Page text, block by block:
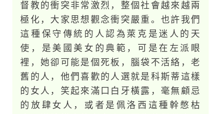
督教的衝突非常激烈，整個社會越來越兩
極化，大家思想觀念衝突嚴重。也許我們
這種保守傳統的人認為萊克是迷人的天
使，是美國美女的典範，可是在左派眼
裡，她卻可能是個死板，腦袋不活絡，老
舊的人，他們喜歡的人選就是科斯蒂這樣
的女人，笑起來滿口白牙橫露，毫無顧忌
的放肆女人，或者是佩洛西這種幹憋枯